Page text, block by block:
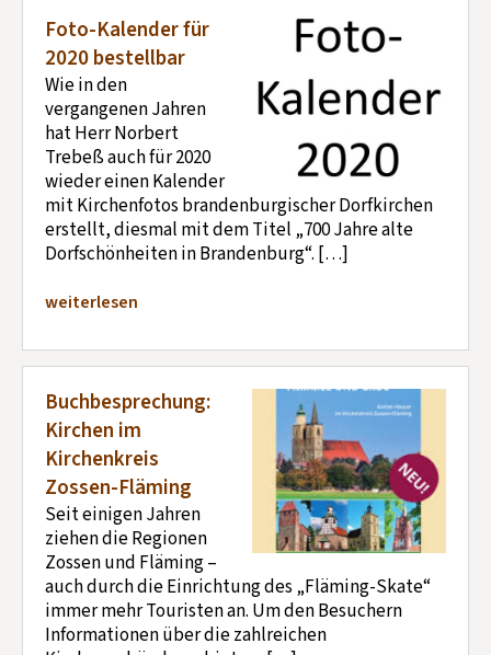
Foto-Kalender für
2020 bestellbar
Wie in den
vergangenen Jahren
hat Herr Norbert
Trebeß auch für 2020
wieder einen Kalender
mit Kirchenfotos brandenburgischer Dorfkirchen
erstellt, diesmal mit dem Titel „700 Jahre alte
Dorfschönheiten in Brandenburg“. […]
weiterlesen
Buchbesprechung:
Kirchen im
Kirchenkreis
Zossen-Fläming
Seit einigen Jahren
ziehen die Regionen
Zossen und Fläming –
auch durch die Einrichtung des „Fläming-Skate“
immer mehr Touristen an. Um den Besuchern
Informationen über die zahlreichen